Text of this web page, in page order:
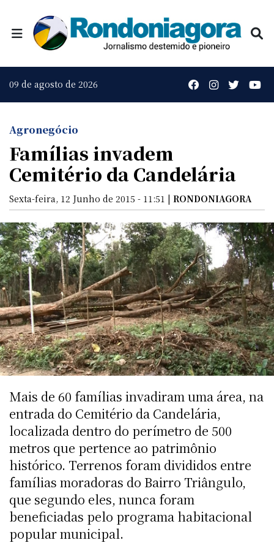
09 de agosto de 2026
Agronegócio
Famílias invadem
Cemitério da Candelária
Sexta-feira, 12 Junho de 2015 - 11:51 | RONDONIAGORA
Mais de 60 famílias invadiram uma área, na
entrada do Cemitério da Candelária,
localizada dentro do perímetro de 500
metros que pertence ao patrimônio
histórico. Terrenos foram divididos entre
famílias moradoras do Bairro Triângulo,
que segundo eles, nunca foram
beneficiadas pelo programa habitacional
popular municipal.